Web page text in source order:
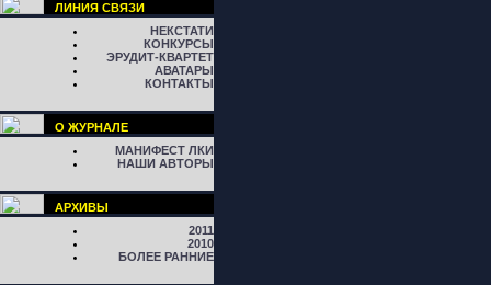
ЛИНИЯ СВЯЗИ
НЕКСТАТИ
КОНКУРСЫ
ЭРУДИТ-КВАРТЕТ
АВАТАРЫ
КОНТАКТЫ
О ЖУРНАЛЕ
МАНИФЕСТ ЛКИ
НАШИ АВТОРЫ
АРХИВЫ
2011
2010
БОЛЕЕ РАННИЕ